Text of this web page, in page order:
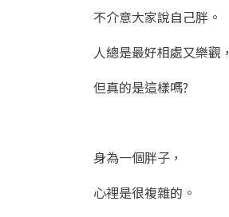
不介意大家說自己胖。
人總是最好相處又樂觀，
但真的是這樣嗎?
身為一個胖子，
心裡是很複雜的。